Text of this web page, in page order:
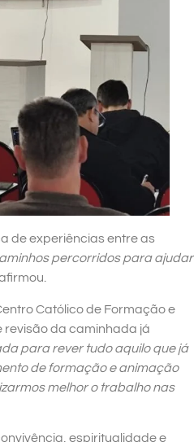
de experiências entre as
percorridos para ajudar
Católico de Formação e
revisão da caminhada já
para rever tudo aquilo que já
de formação e animação
melhor o trabalho nas
espiritualidade e